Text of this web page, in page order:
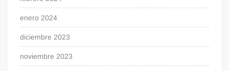
enero 2024
diciembre 2023
noviembre 2023